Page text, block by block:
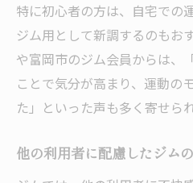
特に初心者の方は、自宅での
ジム用として新調するのもお
や富岡市のジム会員からは、
ことで気分が高まり、運動の
た」といった声も多く寄せら
他の利用者に配慮したジム